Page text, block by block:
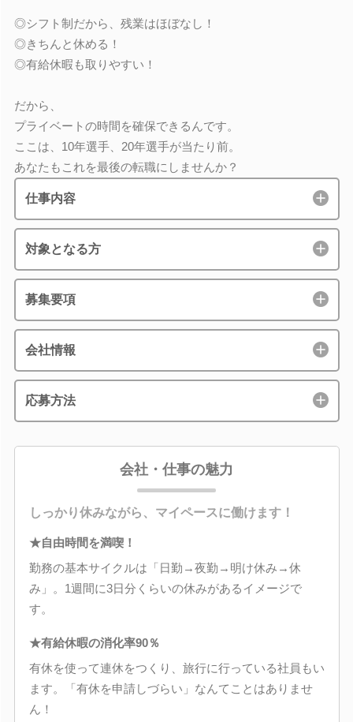
◎シフト制だから、残業はほぼなし！
◎きちんと休める！
◎有給休暇も取りやすい！
だから、
プライベートの時間を確保できるんです。
ここは、10年選手、20年選手が当たり前。
あなたもこれを最後の転職にしませんか？
仕事内容
対象となる方
募集要項
会社情報
応募方法
会社・仕事の魅力
しっかり休みながら、マイペースに働けます！
★自由時間を満喫！
勤務の基本サイクルは「日勤→夜勤→明け休み→休
み」。1週間に3日分くらいの休みがあるイメージで
す。
★有給休暇の消化率90％
有休を使って連休をつくり、旅行に行っている社員もい
ます。「有休を申請しづらい」なんてことはありませ
ん！